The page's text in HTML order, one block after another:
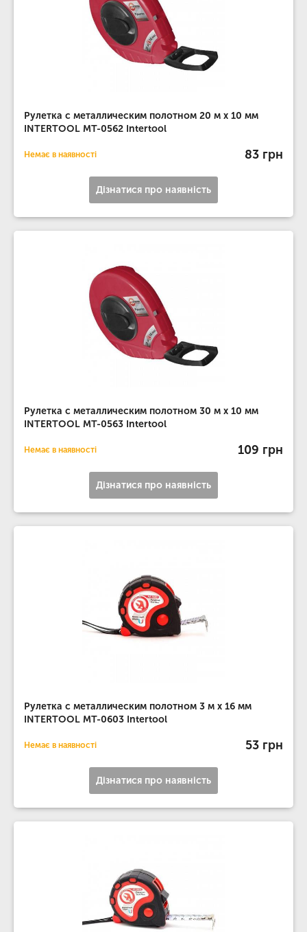
Рулетка с металлическим полотном 20 м x 10 мм
INTERTOOL MT-0562 Intertool
Немає в наявності 83 грн
Дізнатися про наявність
Рулетка с металлическим полотном 30 м x 10 мм
INTERTOOL MT-0563 Intertool
Немає в наявності 109 грн
Дізнатися про наявність
Рулетка с металлическим полотном 3 м x 16 мм
INTERTOOL MT-0603 Intertool
Немає в наявності 53 грн
Дізнатися про наявність